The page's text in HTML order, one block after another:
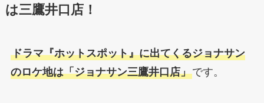
は三鷹井口店！
ドラマ『ホットスポット』に出てくるジョナサン
のロケ地は「ジョナサン三鷹井口店」です。